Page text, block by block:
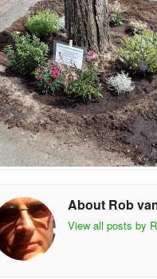
About Rob
View all posts by